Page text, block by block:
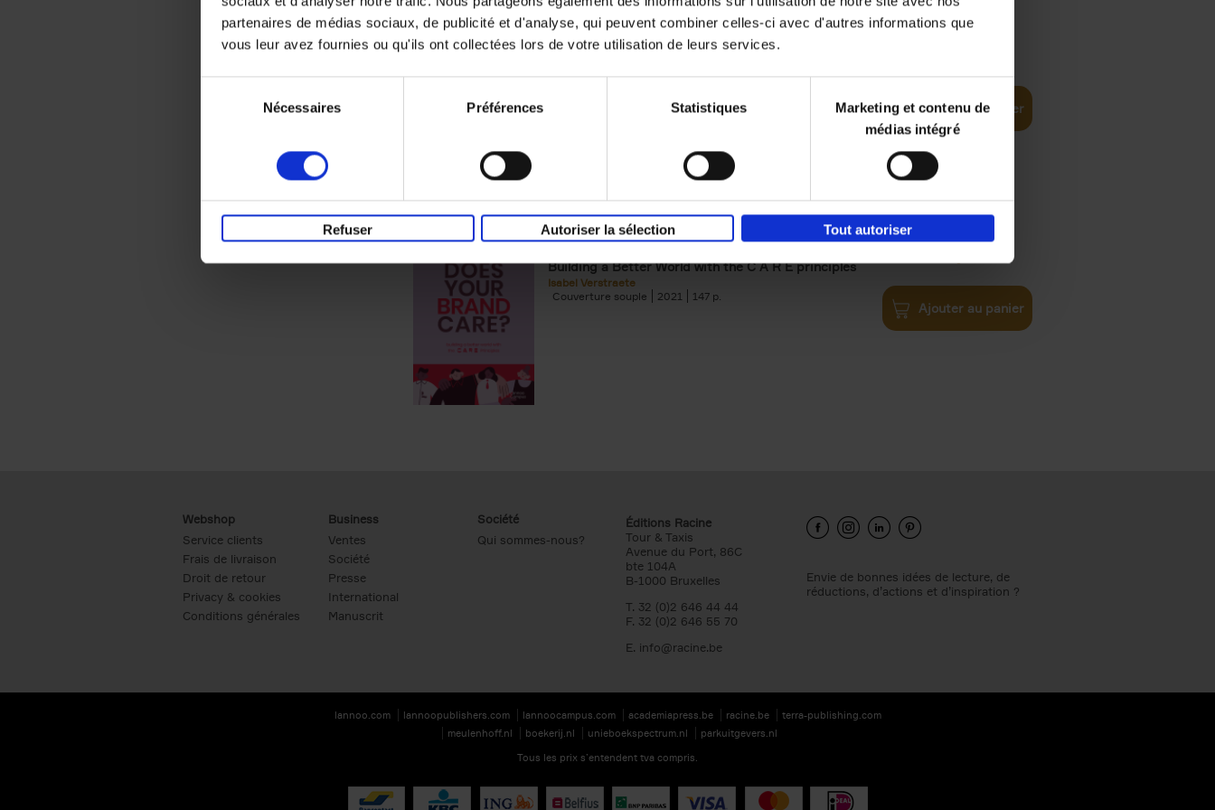
partenaires de médias sociaux, de publicité et d'analyse, qui peuvent combiner celles-ci avec d'autres informations que
vous leur avez fournies ou qu'ils ont collectées lors de votre utilisation de leurs services.
Nécessaires Préférences Statistiques
Marketing et contenu de
médias intégré
Refuser Autoriser la sélection Tout autoriser
Digital marketing like a PRO -
completely revised edition
Ajouter au panier
Does Your Brand Care?
Building a Better World with the C A R E principles
Isabel Verstraete
Couverture souple
2021 147
€34,99
Ajouter au panier
Webshop
Service clients
Frais de livraison
Droit de retour
Privacy & cookies
Conditions générales
Business
Ventes
Société
Presse
International
Manuscrit
Société
Qui sommes-nous?
Éditions Racine
Tour & Taxis
Avenue du Port, 86C
bte 104A
B-1000 Bruxelles
T. 32 (0)2 646 44 44
F. 32 (0)2 646 55 70
E. info@racine.be
Envie de bonnes idées de lecture, de
réductions, d’actions et d’inspiration ?
lannoo.com lannoopublishers.com lannoocampus.com academiapress.be racine.be
terra-publishing.com
meulenhoff.nl
boekerij.nl unieboekspectrum.nl
parkuitgevers.nl
Tous les prix s’entendent tva compris.